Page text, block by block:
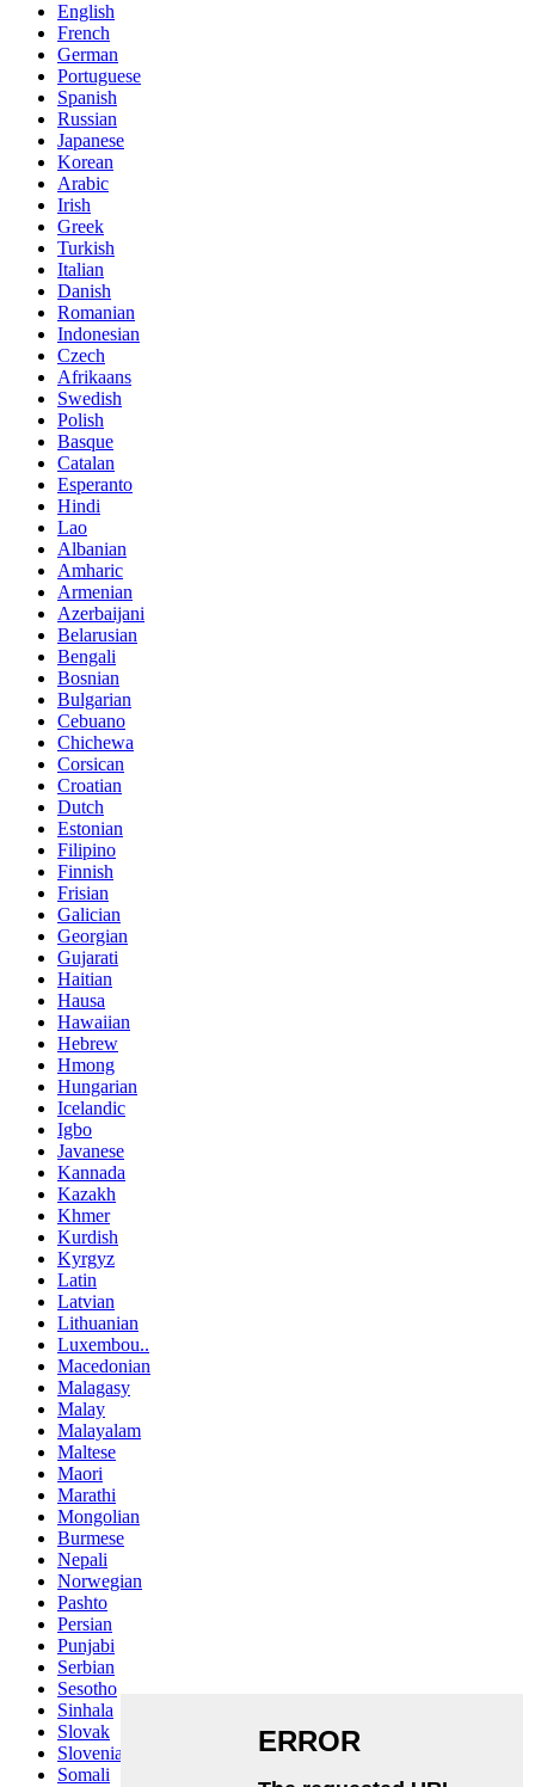
English
French
German
Portuguese
Spanish
Russian
Japanese
Korean
Arabic
Irish
Greek
Turkish
Italian
Danish
Romanian
Indonesian
Czech
Afrikaans
Swedish
Polish
Basque
Catalan
Esperanto
Hindi
Lao
Albanian
Amharic
Armenian
Azerbaijani
Belarusian
Bengali
Bosnian
Bulgarian
Cebuano
Chichewa
Corsican
Croatian
Dutch
Estonian
Filipino
Finnish
Frisian
Galician
Georgian
Gujarati
Haitian
Hausa
Hawaiian
Hebrew
Hmong
Hungarian
Icelandic
Igbo
Javanese
Kannada
Kazakh
Khmer
Kurdish
Kyrgyz
Latin
Latvian
Lithuanian
Luxembou..
Macedonian
Malagasy
Malay
Malayalam
Maltese
Maori
Marathi
Mongolian
Burmese
Nepali
Norwegian
Pashto
Persian
Punjabi
Serbian
Sesotho
Sinhala
Slovak
Slovenian
Somali